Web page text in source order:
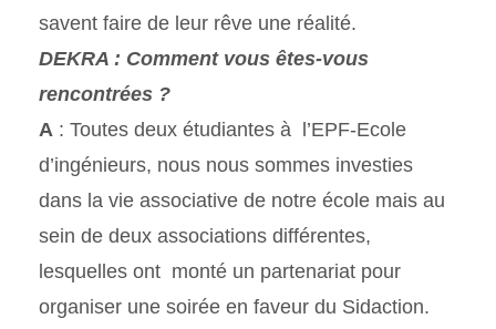
savent faire de leur rêve une réalité.
DEKRA : Comment vous êtes-vous
rencontrées ?
A : Toutes deux étudiantes à l’EPF-Ecole
d’ingénieurs, nous nous sommes investies
dans la vie associative de notre école mais au
sein de deux associations différentes,
lesquelles ont monté un partenariat pour
organiser une soirée en faveur du Sidaction.